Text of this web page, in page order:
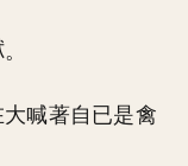
。
喊著自已是禽